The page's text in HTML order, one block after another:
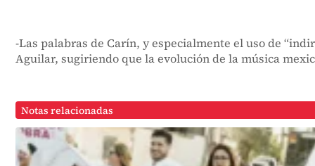
-Las palabras de Carín, y especialmente el uso de
Aguilar, sugiriendo que la evolución de la música
Notas relacionadas